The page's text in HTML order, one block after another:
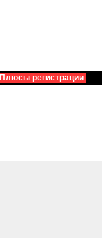
Плюсы регистрации